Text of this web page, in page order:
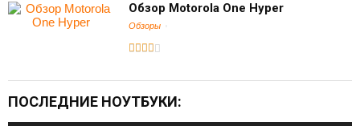
Обзор Motorola One Hyper
Обзоры
ПОСЛЕДНИЕ НОУТБУКИ: